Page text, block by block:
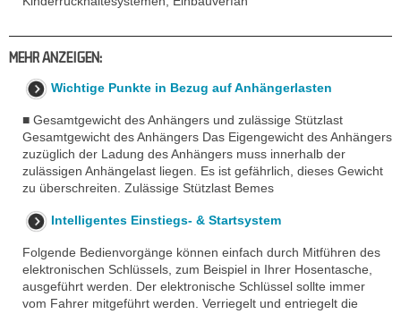
MEHR ANZEIGEN:
Wichtige Punkte in Bezug auf Anhängerlasten
■ Gesamtgewicht des Anhängers und zulässige Stützlast
Gesamtgewicht des Anhängers Das Eigengewicht des Anhängers
zuzüglich der Ladung des Anhängers muss innerhalb der
zulässigen Anhängelast liegen. Es ist gefährlich, dieses Gewicht
zu überschreiten. Zulässige Stützlast Bemes
Intelligentes Einstiegs- & Startsystem
Folgende Bedienvorgänge können einfach durch Mitführen des
elektronischen Schlüssels, zum Beispiel in Ihrer Hosentasche,
ausgeführt werden. Der elektronische Schlüssel sollte immer
vom Fahrer mitgeführt werden. Verriegelt und entriegelt die